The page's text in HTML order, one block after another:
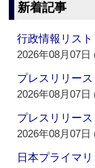
新着記事
行政情報リス
2026年08月07日
プレスリリー
2026年08月07日
プレスリリー
2026年08月07日
日本プライマ